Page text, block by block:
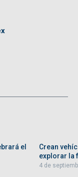
el
Crean
explorar la
4 de